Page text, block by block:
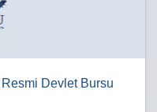
Devlet Bursu